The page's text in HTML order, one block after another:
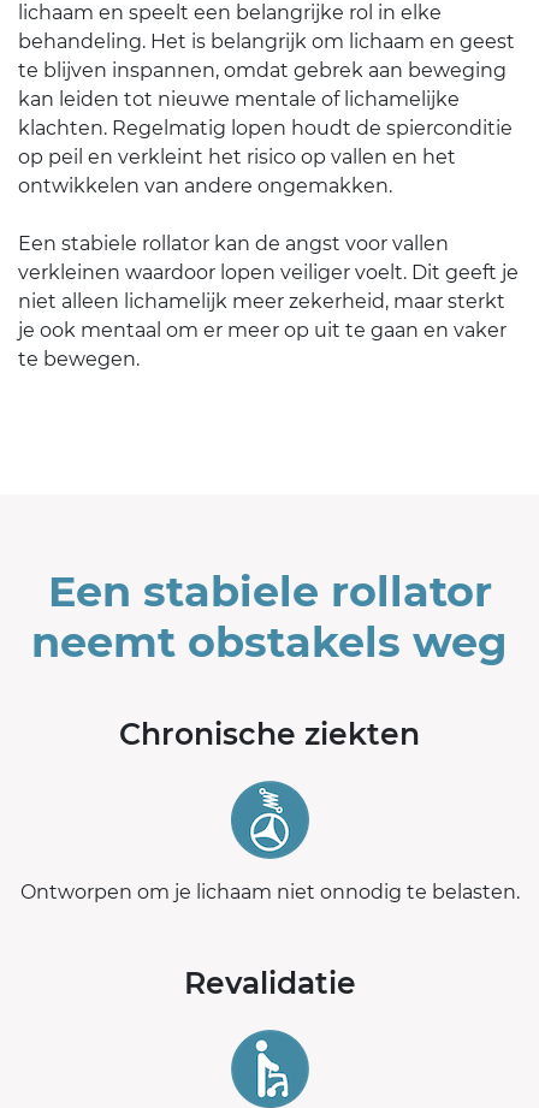
lichaam en speelt een belangrijke rol in elke
behandeling. Het is belangrijk om lichaam en geest
te blijven inspannen, omdat gebrek aan beweging
kan leiden tot nieuwe mentale of lichamelijke
klachten. Regelmatig lopen houdt de spierconditie
op peil en verkleint het risico op vallen en het
ontwikkelen van andere ongemakken.
Een stabiele rollator kan de angst voor vallen
verkleinen waardoor lopen veiliger voelt. Dit geeft je
niet alleen lichamelijk meer zekerheid, maar sterkt
je ook mentaal om er meer op uit te gaan en vaker
te bewegen.
Een stabiele rollator
neemt obstakels weg
Chronische ziekten
Ontworpen om je lichaam niet onnodig te belasten.
Revalidatie